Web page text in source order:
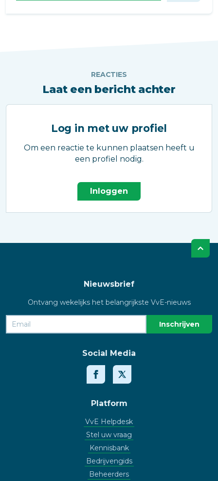
REACTIES
Laat een bericht achter
Log in met uw profiel
Om een reactie te kunnen plaatsen heeft u
een profiel nodig.
Inloggen
Nieuwsbrief
Ontvang wekelijks het belangrijkste VvE-nieuws
Social Media
Platform
VvE Helpdesk
Stel uw vraag
Kennisbank
Bedrijvengids
Beheerders